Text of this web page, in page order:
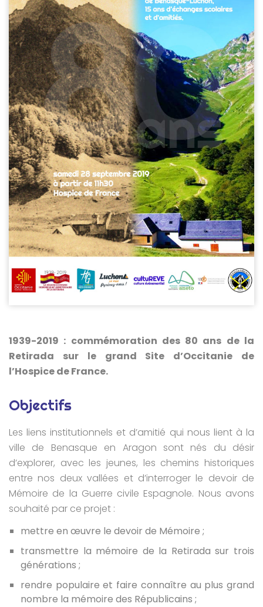
1939-2019 : commémoration des 80 ans de la
Retirada sur le grand Site d’Occitanie de
l’Hospice de France.
Objectifs
Les liens institutionnels et d’amitié qui nous lient à la
ville de Benasque en Aragon sont nés du désir
d’explorer, avec les jeunes, les chemins historiques
entre nos deux vallées et d’interroger le devoir de
Mémoire de la Guerre civile Espagnole. Nous avons
souhaité par ce projet :
mettre en œuvre le devoir de Mémoire ;
transmettre la mémoire de la Retirada sur trois
générations ;
rendre populaire et faire connaître au plus grand
nombre la mémoire des Républicains ;